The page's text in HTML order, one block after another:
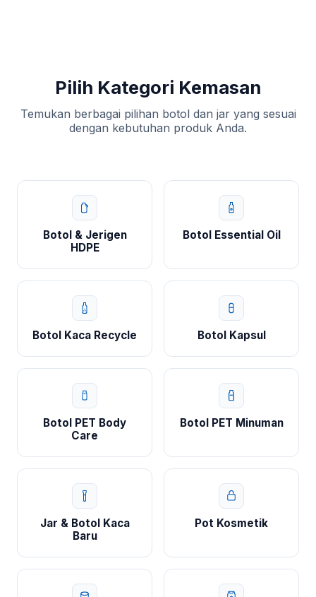
Pilih Kategori Kemasan
Temukan berbagai pilihan botol dan jar yang sesuai
dengan kebutuhan produk Anda.
Botol & Jerigen
HDPE
Botol Essential Oil
Botol Kaca Recycle Botol Kapsul
Botol PET Body
Care
Botol PET Minuman
Jar & Botol Kaca
Baru
Pot Kosmetik